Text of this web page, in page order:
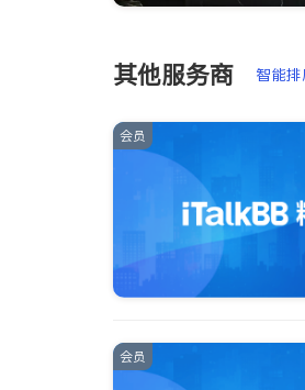
其他服务商 智能
会员
会员